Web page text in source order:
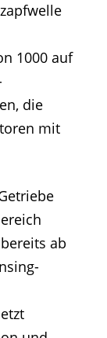
1000 auf
die
mit
ab